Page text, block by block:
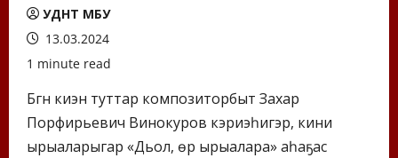
УДНТ МБУ
13.03.2024
1 minute read
Бүгүн киэн туттар композиторбыт Захар
Порфирьевич Винокуров кэриэһигэр, кини
ырыаларыгар «Дьол, үөрүү ырыалара» аһаҕас